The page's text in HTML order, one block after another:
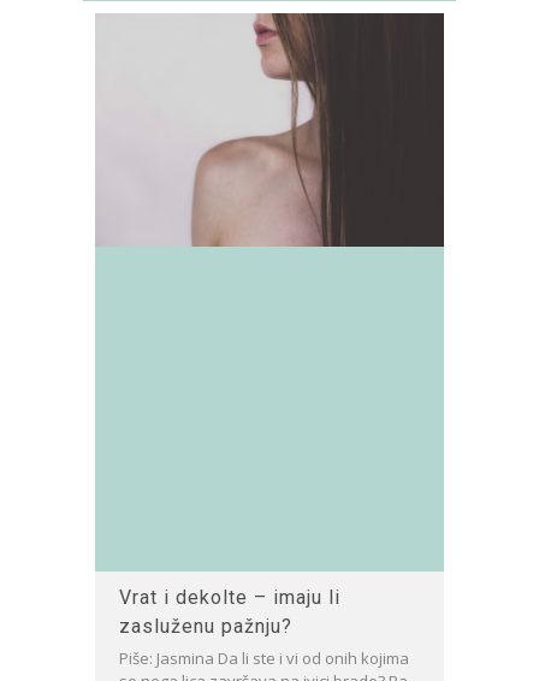
Vrat i dekolte – imaju li
zasluženu pažnju?
Piše: Jasmina Da li ste i vi od onih kojima